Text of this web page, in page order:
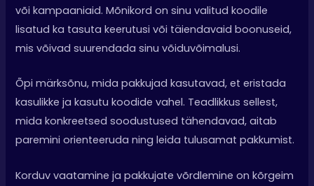
või kampaaniaid. Mõnikord on sinu valitud koodile
lisatud ka tasuta keerutusi või täiendavaid boonuseid,
mis võivad suurendada sinu võiduvõimalusi.
Õpi märksõnu, mida pakkujad kasutavad, et eristada
kasulikke ja kasutu koodide vahel. Teadlikkus sellest,
mida konkreetsed soodustused tähendavad, aitab
paremini orienteeruda ning leida tulusamat pakkumist.
Korduv vaatamine ja pakkujate võrdlemine on kõrgeim